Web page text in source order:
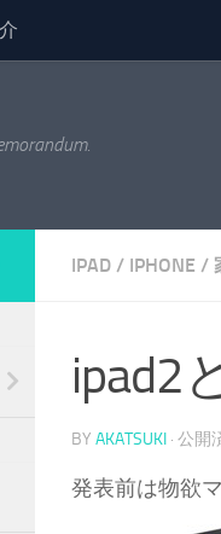
IPAD / IPHONE /
ipad2
BY AKATSUKI · 公開
発表前は物欲